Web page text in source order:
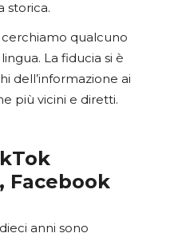
storica.
qualcuno
La fiducia si è
dell’informazione ai
più vicini e diretti.
Facebook
anni sono